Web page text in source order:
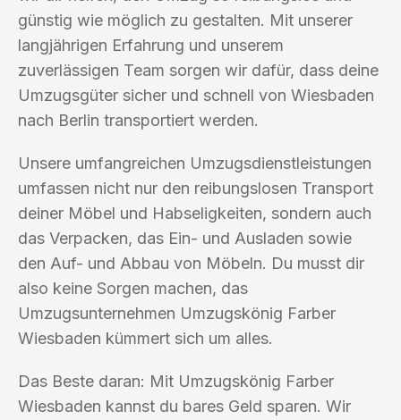
günstig wie möglich zu gestalten. Mit unserer
langjährigen Erfahrung und unserem
zuverlässigen Team sorgen wir dafür, dass deine
Umzugsgüter sicher und schnell von Wiesbaden
nach Berlin transportiert werden.
Unsere umfangreichen Umzugsdienstleistungen
umfassen nicht nur den reibungslosen Transport
deiner Möbel und Habseligkeiten, sondern auch
das Verpacken, das Ein- und Ausladen sowie
den Auf- und Abbau von Möbeln. Du musst dir
also keine Sorgen machen, das
Umzugsunternehmen Umzugskönig Farber
Wiesbaden kümmert sich um alles.
Das Beste daran: Mit Umzugskönig Farber
Wiesbaden kannst du bares Geld sparen. Wir